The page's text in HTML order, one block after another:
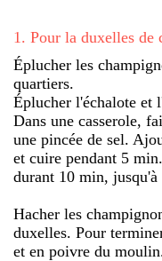
1 . Pour la duxelles de
Éplucher les
quartiers.
Éplucher l'échalote et
Dans une casserole,
une pincée de sel.
et cuire pendant 5
durant 10 min,
Hacher les
duxelles. Pour
et en poivre du